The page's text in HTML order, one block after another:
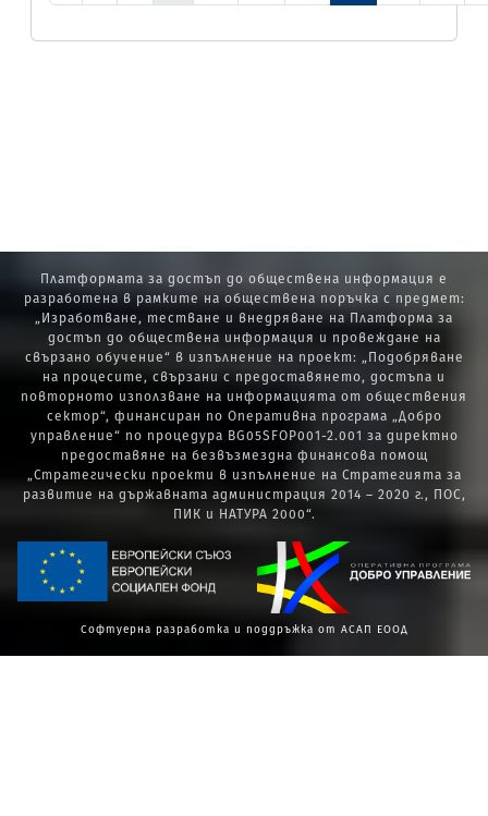
Платформата за достъп до обществена информация е
разработена в рамките на обществена поръчка с предмет:
„Изработване, тестване и внедряване на Платформа за
достъп до обществена информация и провеждане на
свързано обучение“ в изпълнение на проект: „Подобряване
на процесите, свързани с предоставянето, достъпа и
повторното използване на информацията от обществения
сектор“, финансиран по Оперативна програма „Добро
управление“ по процедура BG05SFOP001-2.001 за директно
предоставяне на безвъзмездна финансова помощ
„Стратегически проекти в изпълнение на Стратегията за
развитие на държавната администрация 2014 – 2020 г., ПОС,
ПИК и НАТУРА 2000“.
Софтуерна разработка и поддръжка от АСАП ЕООД